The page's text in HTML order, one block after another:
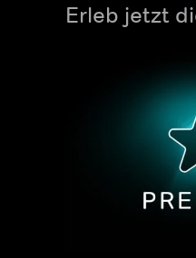
Erleb jetzt